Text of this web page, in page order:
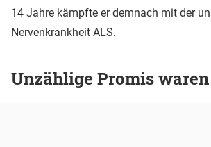
14 Jahre kämpfte er demnach mit der
Nervenkrankheit ALS.
Unzählige Promis